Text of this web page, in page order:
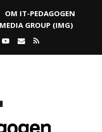
OM IT-PEDAGOGEN
GROUP (IMG)